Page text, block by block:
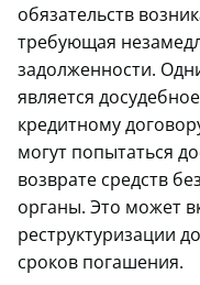
обязательств
требующая
задолженности.
является
кредитному
могут попытаться
возврате средств
органы. Это может
реструктуризации
сроков погашения.